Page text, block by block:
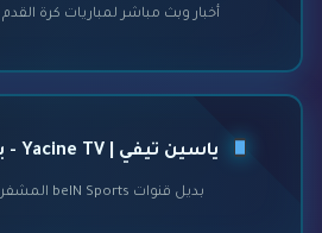
أخبار وبث مباشر لمباريات كرة القدم
ياسين تيفي | Yacine TV - بديل beIN Sports
بديل قنوات beIN Sports المشفرة على الأندرويد